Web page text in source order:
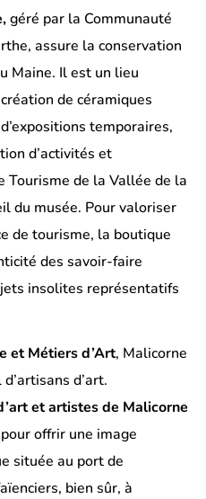
géré par la Communauté
assure la conservation
Maine. Il est un lieu
de céramiques
temporaires,
d’activités et
Tourisme de la Vallée de la
du musée. Pour valoriser
de tourisme, la boutique
des savoir-faire
insolites représentatifs
et Métiers d’Art, Malicorne
d’art.
et artistes de Malicorne
offrir une image
située au port de
bien sûr, à